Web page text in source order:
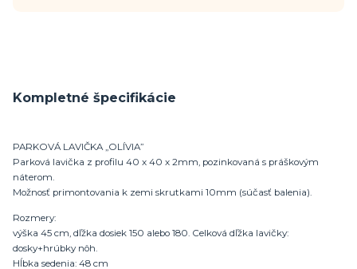
Kompletné špecifikácie
PARKOVÁ LAVIČKA „OLÍVIA”
Parková lavička z profilu 40 x 40 x 2mm, pozinkovaná s práškovým
náterom.
Možnosť primontovania k zemi skrutkami 10mm (súčasť balenia).
Rozmery:
výška 45 cm, dľžka dosiek 150 alebo 180. Celková dľžka lavičky:
dosky+hrúbky nôh.
Hĺbka sedenia: 48 cm